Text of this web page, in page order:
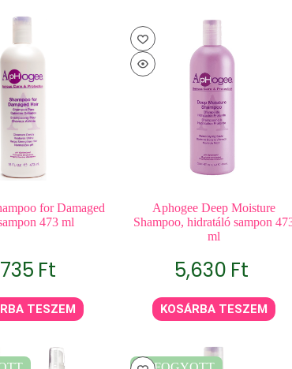
for Damaged
473 ml
Ft
TESZEM
Aphogee Deep Moisture
Shampoo, hidratáló sampon
ml
5,630 Ft
KOSÁRBA TESZEM